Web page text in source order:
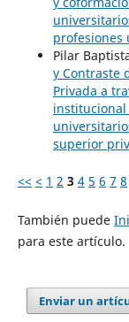
profesiones
Pilar
y Contraste
Privada a
institucional
superior
<< < 1 2 3 4 5 6 7 8
También puede
para este artículo.
Enviar un